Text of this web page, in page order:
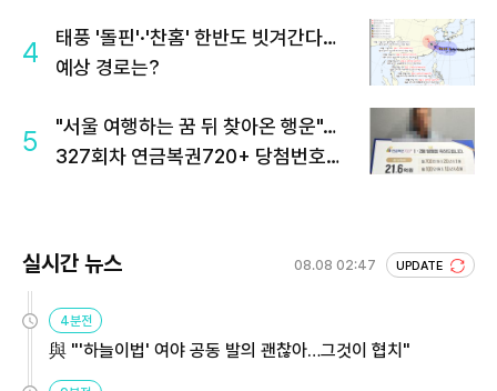
4
태풍 '돌핀'·'찬홈' 한반도 빗겨간다…
예상 경로는?
5
"서울 여행하는 꿈 뒤 찾아온 행운"…
327회차 연금복권720+ 당첨번호조
실시간 뉴스 08.08 02:47 UPDATE
4분전
與 "'하늘이법' 여야 공동 발의 괜찮아…그것이 협치"